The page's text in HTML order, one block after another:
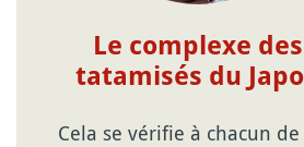
Le complexe des
tatamisés du
Cela se vérifie à chacun